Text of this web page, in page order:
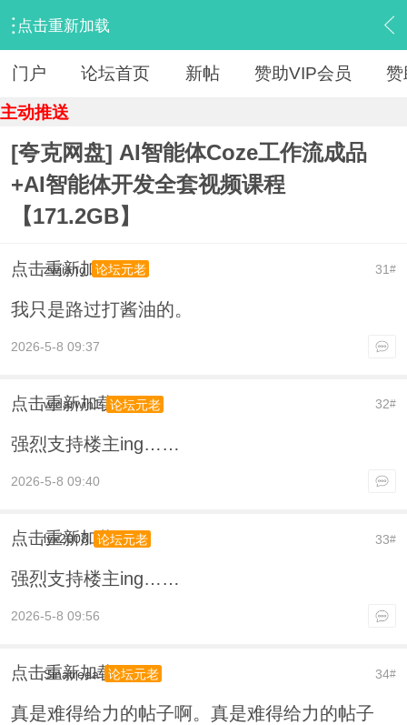
点击重新加载
› 【 资源区 】 › 『人工智能（AI）』 › 内容
门户 论坛首页 新帖 赞助VIP会员 赞
主动推送
[夸克网盘] AI智能体Coze工作流成品
+AI智能体开发全套视频课程
【171.2GB】
点击重新加载 31#
zwjiang 论坛元老
我只是路过打酱油的。
2026-5-8 09:37
点击重新加载 32#
wjdarwin1 论坛元老
强烈支持楼主ing……
2026-5-8 09:40
点击重新加载 33#
lyx2008 论坛元老
强烈支持楼主ing……
2026-5-8 09:56
点击重新加载 34#
Sinatreea 论坛元老
真是难得给力的帖子啊。真是难得给力的帖子